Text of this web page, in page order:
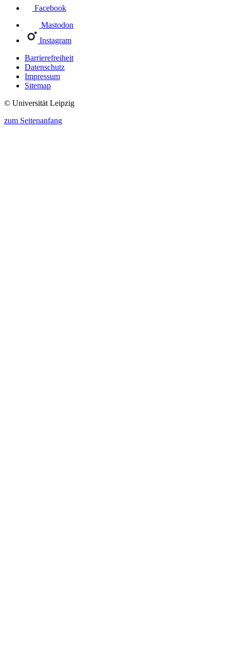
Facebook
Mastodon
Instagram
Barrierefreiheit
Datenschutz
Impressum
Sitemap
© Universität Leipzig
zum Seitenanfang